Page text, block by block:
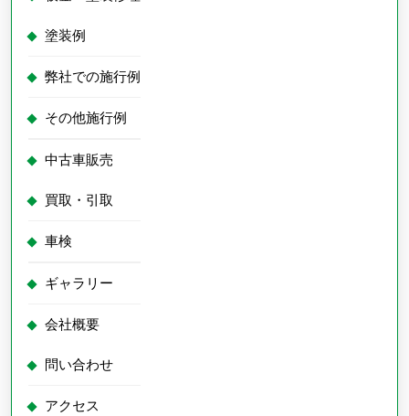
塗装例
弊社での施行例
その他施行例
中古車販売
買取・引取
車検
ギャラリー
会社概要
問い合わせ
アクセス